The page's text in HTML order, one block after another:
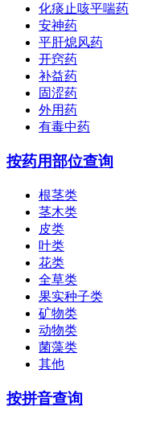
化痰止咳平喘药
安神药
平肝熄风药
开窍药
补益药
固涩药
外用药
有毒中药
按药用部位查询
根茎类
茎木类
皮类
叶类
花类
全草类
果实种子类
矿物类
动物类
菌藻类
其他
按拼音查询